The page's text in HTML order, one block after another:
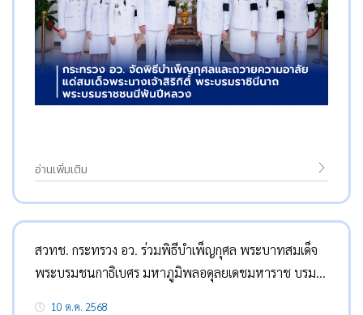
อ่านเพิ่มเติม
สวทช. กระทรวง อว. ร่วมพิธีบำเพ็ญกุศล พระบาทสมเด็จ
พระบรมชนกาธิเบศร มหาภูมิพลอดุลยเดชมหาราช บรม
10 ต.ค. 2568